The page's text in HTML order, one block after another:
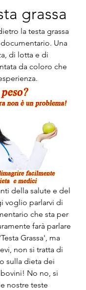
grassa
la testa grassa
Una
di lotta e di
da coloro che
della salute e del
voglio parlarvi di
che sta per
farà parlare
Grassa', ma
non si tratta di
sulla dieta dei
No no, si
nostre teste